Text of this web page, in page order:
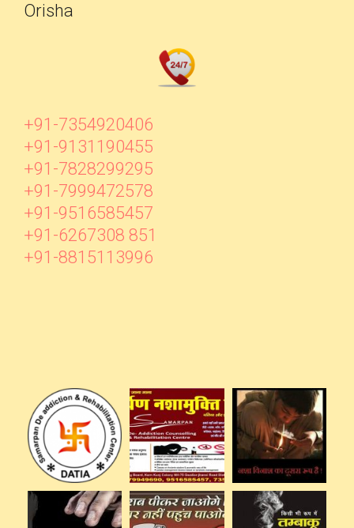
Orisha
+91-7354920406
+91-9131190455
+91-7828299295
+91-7999472578
+91-9516585457
+91-6267308 851
+91-8815113996